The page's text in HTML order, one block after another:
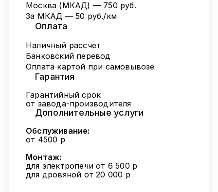
Москва (МКАД) — 750 руб.
За МКАД — 50 руб./км
Оплата
Наличный рассчет
Банковский перевод
Оплата картой при самовывозе
Гарантия
Гарантийный срок
от завода-производителя
Дополнительные услуги
Обслуживание:
от 4500 р
Монтаж:
для электропечи от 6 500 р
для дровяной от 20 000 р